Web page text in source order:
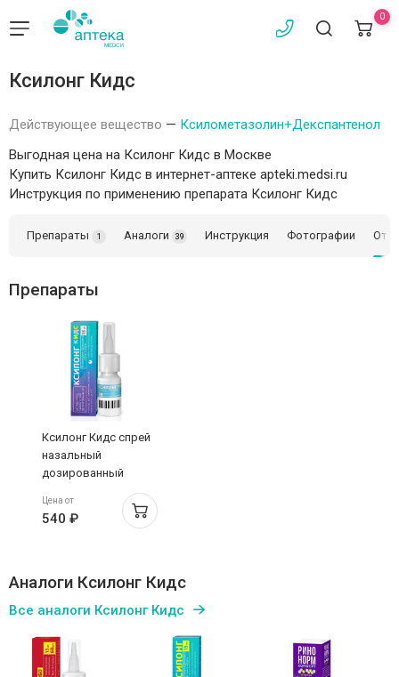
0
Ксилонг Кидс
Действующее вещество — Ксилометазолин+Декспантенол
Выгодная цена на Ксилонг Кидс в Москве
Купить Ксилонг Кидс в интернет-аптеке apteki.medsi.ru
Инструкция по применению препарата Ксилонг Кидс
Препараты 1 Аналоги 39 Инструкция Фотографии
Препараты
Ксилонг Кидс спрей
назальный
дозированный
100доз 15мл
Цена от
540 ₽
Аналоги Ксилонг Кидс
Все аналоги Ксилонг Кидс